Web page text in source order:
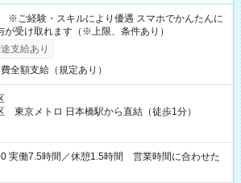
ご経験・スキルにより優遇 スマホでかんたんに
が受け取れます（※上限、条件あり）
支給あり
全額支給（規定あり）
東京メトロ 日本橋駅から直結（徒歩1分）
せた